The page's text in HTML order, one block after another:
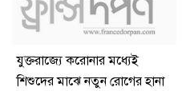
যুক্তরাজ্যে করোনার মধ্যেই
শিশুদের মাঝে নতুন রোগের হানা